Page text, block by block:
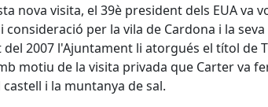
nova visita, el 39è president dels EUA va
consideració per la vila de Cardona i la
del 2007 l'Ajuntament li atorgués el títol de
motiu de la visita privada que Carter va
i la muntanya de sal.